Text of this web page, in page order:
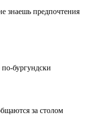
знаешь предпочтения
бургундски
за столом